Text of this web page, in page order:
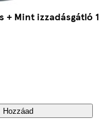
+ Mint izzadásgátló
Hozzáad